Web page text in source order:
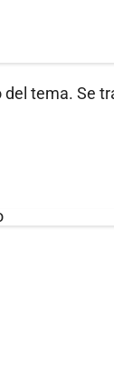
tema. Se